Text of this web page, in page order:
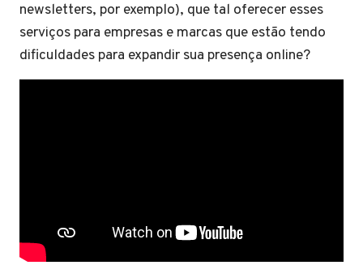
newsletters, por exemplo), que tal oferecer esses
serviços para empresas e marcas que estão tendo
dificuldades para expandir sua presença online?